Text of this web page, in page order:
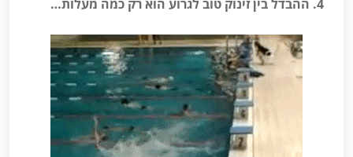
4. ההבדל בין זינוק טוב לגרוע הוא רק כמה מעלות…